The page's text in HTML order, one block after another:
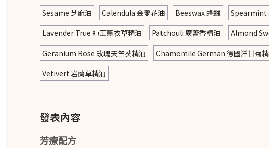
Sesame 芝麻油 Calendula 金盞花油 Beeswax 蜂蠟
Spearmint
Lavender True 純正薰衣草精油
Patchouli 廣藿香精油
Almond
Geranium Rose 玫瑰天竺葵精油
Chamomile German 德國洋甘菊
Vetivert 岩蘭草精油
發表內容
芳療配方